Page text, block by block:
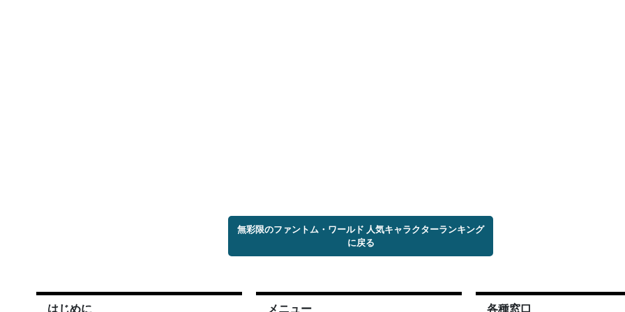
無彩限のファントム・ワールド 人気キャラクターランキング
に戻る
はじめに メニュー 各種窓口